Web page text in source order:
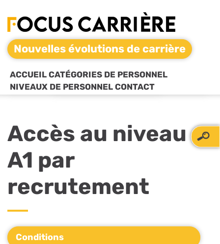
Nouvelles évolutions de carrière
ACCUEIL CATÉGORIES DE PERSONNEL
NIVEAUX DE PERSONNEL CONTACT
Accès au niveau
A1 par
recrutement
Conditions